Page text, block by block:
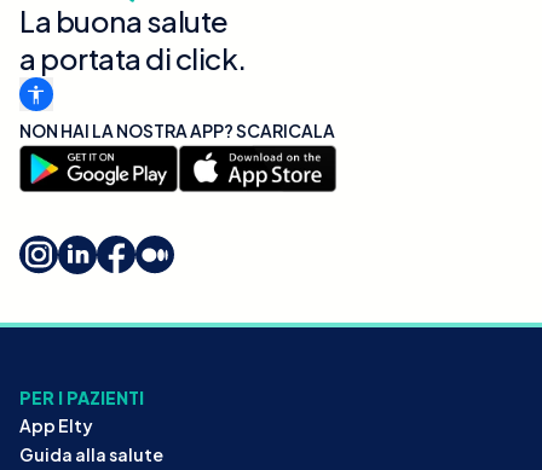
La buona salute
a portata di click.
NON HAI LA NOSTRA APP? SCARICALA
PER I PAZIENTI
App Elty
Guida alla salute